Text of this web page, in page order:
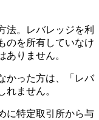
法。レバレッジを利
のを所有していなけ
りません。
かった方は、「レバ
れません。
に特定取引所から与